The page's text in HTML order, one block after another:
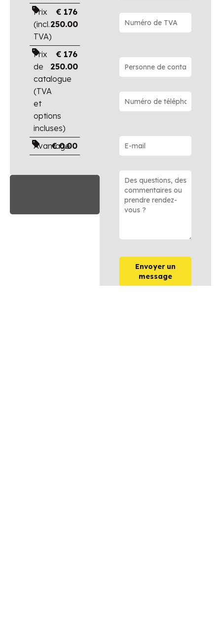
Prix
(incl.
TVA)
€ 176
250.00
Prix
de
catalogue
(TVA
et
options
incluses)
€ 176
250.00
Avantage
€0.00
Envoyer un
message